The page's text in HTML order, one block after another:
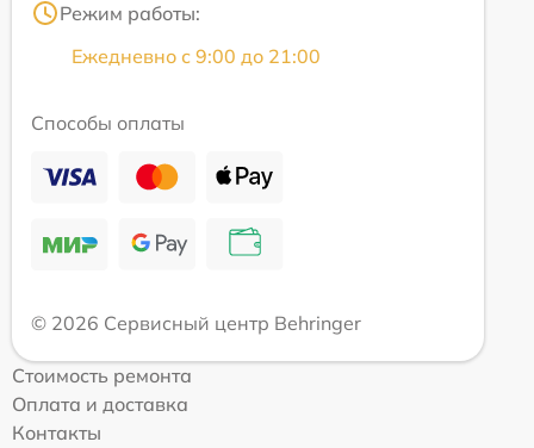
Режим работы:
Ежедневно с 9:00 до 21:00
Способы оплаты
© 2026 Сервисный центр Behringer
Стоимость ремонта
Оплата и доставка
Контакты